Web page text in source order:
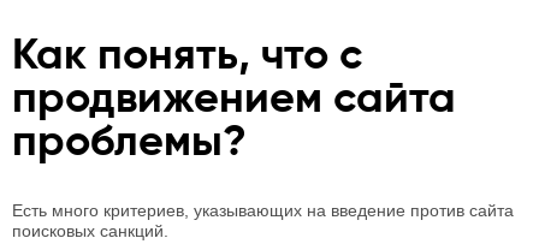
Как понять, что с
продвижением сайта
проблемы?
Есть много критериев, указывающих на введение против сайта
поисковых санкций.